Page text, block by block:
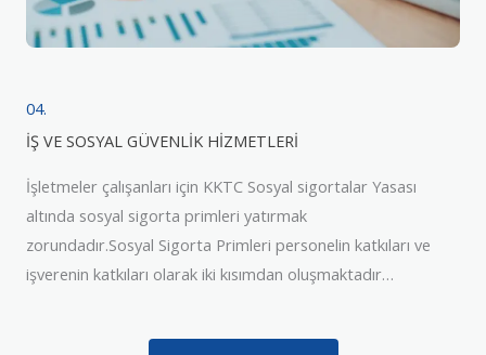
04.
İŞ VE SOSYAL GÜVENLİK HİZMETLERİ
İşletmeler çalışanları için KKTC Sosyal sigortalar Yasası
altında sosyal sigorta primleri yatırmak
zorundadır.Sosyal Sigorta Primleri personelin katkıları ve
işverenin katkıları olarak iki kısımdan oluşmaktadır…